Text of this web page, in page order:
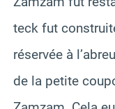
teck fut
réservée à
de la petite